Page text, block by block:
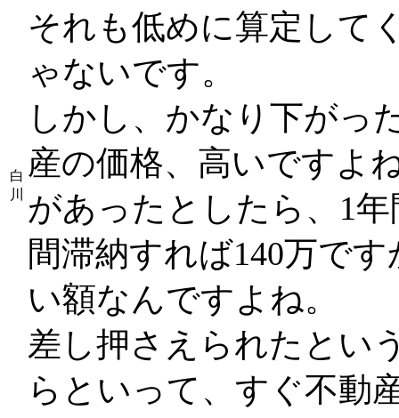
白
川
それも低めに算定して
ゃないです。
しかし、かなり下がっ
産の価格、高いですよ
があったとしたら、1
間滞納すれば140万で
い額なんですよね。
差し押さえられたとい
らといって、すぐ不動